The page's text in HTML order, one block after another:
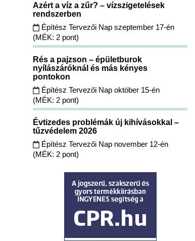
Azért a víz a zűr? – vízszigetelések
rendszerben
Építész Tervezői Nap szeptember 17-én
(MÉK: 2 pont)
Rés a pajzson – épületburok
nyílászáróknál és más kényes
pontokon
Építész Tervezői Nap október 15-én
(MÉK: 2 pont)
Évtizedes problémák új kihívásokkal –
tűzvédelem 2026
Építész Tervezői Nap november 12-én
(MÉK: 2 pont)